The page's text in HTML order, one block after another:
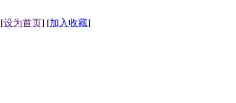
[设为首页] [加入收藏]